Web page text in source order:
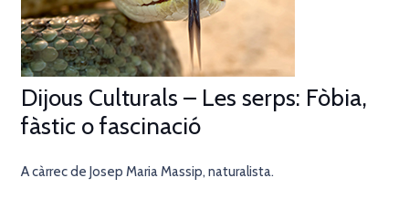
Dijous Culturals – Les serps: Fòbia,
fàstic o fascinació
A càrrec de Josep Maria Massip, naturalista.